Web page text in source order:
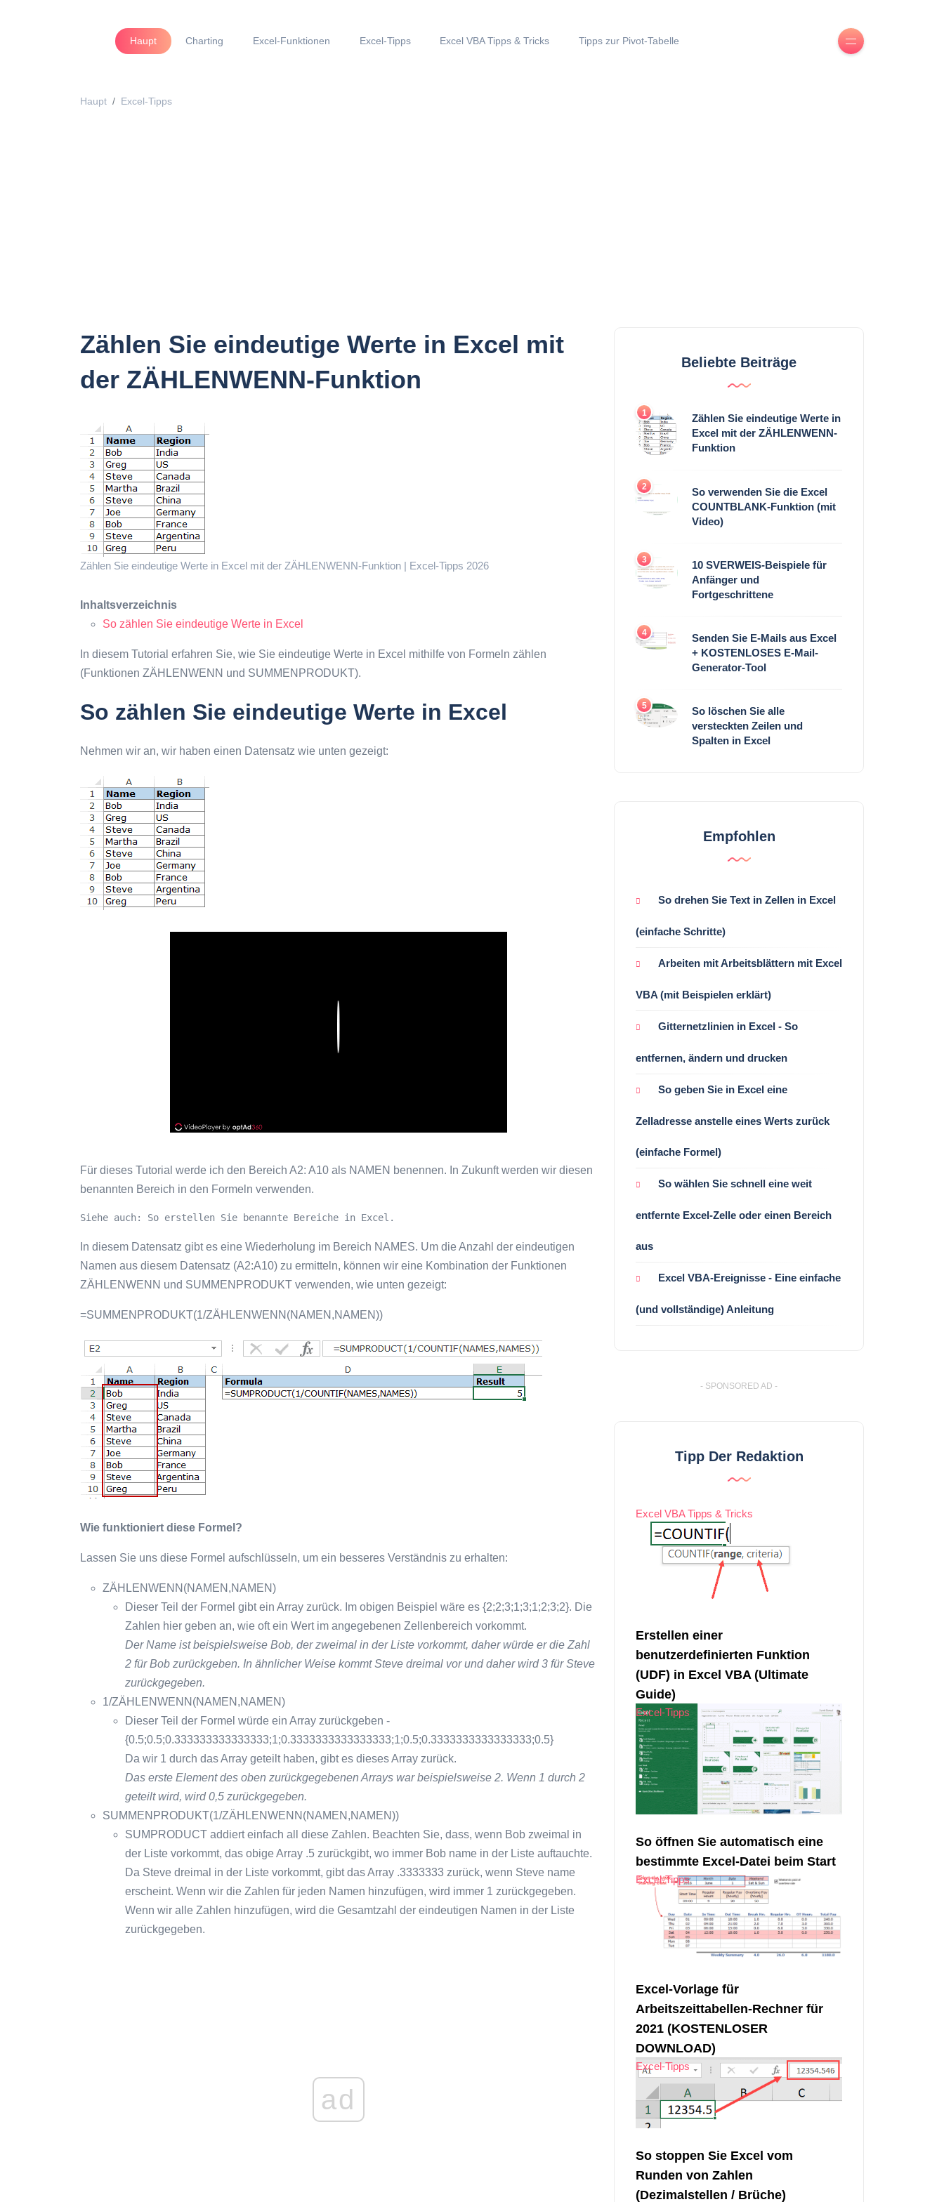
Haupt Charting Excel-Funktionen Excel-Tipps Excel VBA Tipps & Tricks Tipps zur Pivot-Tabelle
Haupt Excel-Tipps
Zählen Sie eindeutige Werte in Excel mit
der ZÄHLENWENN-Funktion
Zählen Sie eindeutige Werte in Excel mit der ZÄHLENWENN-Funktion | Excel-Tipps 2026
Inhaltsverzeichnis
So zählen Sie eindeutige Werte in Excel
In diesem Tutorial erfahren Sie, wie Sie eindeutige Werte in Excel mithilfe von Formeln zählen
(Funktionen ZÄHLENWENN und SUMMENPRODUKT).
So zählen Sie eindeutige Werte in Excel
Nehmen wir an, wir haben einen Datensatz wie unten gezeigt:
Für dieses Tutorial werde ich den Bereich A2: A10 als NAMEN benennen. In Zukunft werden wir diesen
benannten Bereich in den Formeln verwenden.
Siehe auch: So erstellen Sie benannte Bereiche in Excel.
In diesem Datensatz gibt es eine Wiederholung im Bereich NAMES. Um die Anzahl der eindeutigen
Namen aus diesem Datensatz (A2:A10) zu ermitteln, können wir eine Kombination der Funktionen
ZÄHLENWENN und SUMMENPRODUKT verwenden, wie unten gezeigt:
=SUMMENPRODUKT(1/ZÄHLENWENN(NAMEN,NAMEN))
Wie funktioniert diese Formel?
Lassen Sie uns diese Formel aufschlüsseln, um ein besseres Verständnis zu erhalten:
ZÄHLENWENN(NAMEN,NAMEN)
Dieser Teil der Formel gibt ein Array zurück. Im obigen Beispiel wäre es {2;2;3;1;3;1;2;3;2}. Die
Zahlen hier geben an, wie oft ein Wert im angegebenen Zellenbereich vorkommt.
Der Name ist beispielsweise Bob, der zweimal in der Liste vorkommt, daher würde er die Zahl
2 für Bob zurückgeben. In ähnlicher Weise kommt Steve dreimal vor und daher wird 3 für Steve
zurückgegeben.
1/ZÄHLENWENN(NAMEN,NAMEN)
Dieser Teil der Formel würde ein Array zurückgeben -
{0.5;0.5;0.333333333333333;1;0.3333333333333333;1;0.5;0.3333333333333333;0.5}
Da wir 1 durch das Array geteilt haben, gibt es dieses Array zurück.
Das erste Element des oben zurückgegebenen Arrays war beispielsweise 2. Wenn 1 durch 2
geteilt wird, wird 0,5 zurückgegeben.
SUMMENPRODUKT(1/ZÄHLENWENN(NAMEN,NAMEN))
SUMPRODUCT addiert einfach all diese Zahlen. Beachten Sie, dass, wenn Bob zweimal in
der Liste vorkommt, das obige Array .5 zurückgibt, wo immer Bob name in der Liste auftauchte.
Da Steve dreimal in der Liste vorkommt, gibt das Array .3333333 zurück, wenn Steve name
erscheint. Wenn wir die Zahlen für jeden Namen hinzufügen, wird immer 1 zurückgegeben.
Wenn wir alle Zahlen hinzufügen, wird die Gesamtzahl der eindeutigen Namen in der Liste
zurückgegeben.
ad
Beliebte Beiträge
1
Zählen Sie eindeutige Werte in
Excel mit der ZÄHLENWENN-
Funktion
2
So verwenden Sie die Excel
COUNTBLANK-Funktion (mit
Video)
3
10 SVERWEIS-Beispiele für
Anfänger und
Fortgeschrittene
4
Senden Sie E-Mails aus Excel
+ KOSTENLOSES E-Mail-
Generator-Tool
5
So löschen Sie alle
versteckten Zeilen und
Spalten in Excel
Empfohlen
So drehen Sie Text in Zellen in Excel
(einfache Schritte)
Arbeiten mit Arbeitsblättern mit Excel
VBA (mit Beispielen erklärt)
Gitternetzlinien in Excel - So
entfernen, ändern und drucken
So geben Sie in Excel eine
Zelladresse anstelle eines Werts zurück
(einfache Formel)
So wählen Sie schnell eine weit
entfernte Excel-Zelle oder einen Bereich
aus
Excel VBA-Ereignisse - Eine einfache
(und vollständige) Anleitung
- SPONSORED AD -
Tipp Der Redaktion
Excel VBA Tipps & Tricks
Erstellen einer
benutzerdefinierten Funktion
(UDF) in Excel VBA (Ultimate
Guide)
Excel-Tipps
So öffnen Sie automatisch eine
bestimmte Excel-Datei beim Start
Excel-Tipps
Excel-Vorlage für
Arbeitszeittabellen-Rechner für
2021 (KOSTENLOSER
DOWNLOAD)
Excel-Tipps
So stoppen Sie Excel vom
Runden von Zahlen
(Dezimalstellen / Brüche)